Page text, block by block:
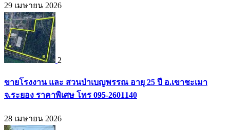
29 เมษายน 2026
2
ขายโรงงาน และ สวนป่าเบญพรรณ อายุ 25 ปี อ.เขาชะเมา
จ.ระยอง ราคาพิเศษ โทร 095-2601140
28 เมษายน 2026